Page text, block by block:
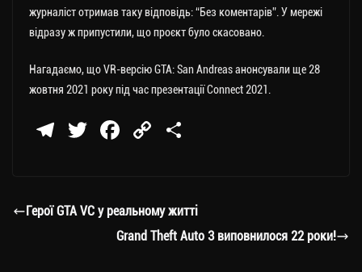
журналіст отримав таку відповідь: “Без коментарів”. У мережі
відразу ж припустили, що проєкт було скасовано.
Нагадаємо, що VR-версію GTA: San Andreas анонсували ще 28
жовтня 2021 року під час презентації Connect 2021.
Te
a
T
er
Fa
ok
C
Li
nk
ли
ти
Герої GTA VC у реальному житті
Grand Theft Auto 3 виповнилося 22 роки!